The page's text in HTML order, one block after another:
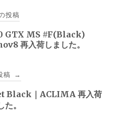
投稿
GTX MS #F(Black)
再入荷しました。
稿 →
Black｜ACLIMA 再入荷
た。